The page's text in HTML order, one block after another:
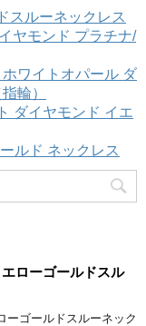
スルーネックレス
ヤモンド プラチナ/
ワイトオパール ダ
輪）
ダイヤモンド イエ
ルド ネックレス
ローゴールドスル
ーゴールドスルーネック